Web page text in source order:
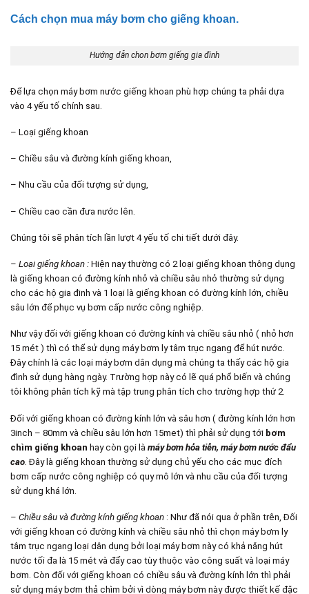
Cách chọn mua máy bơm cho giếng khoan.
Hướng dẫn chon bơm giếng gia đình
Để lựa chọn máy bơm nước giếng khoan phù hợp chúng ta phải dựa
vào 4 yếu tố chính sau.
– Loại giếng khoan
– Chiều sâu và đường kính giếng khoan,
– Nhu cầu của đối tượng sử dụng,
– Chiều cao cần đưa nước lên.
Chúng tôi sẽ phân tích lần lượt 4 yếu tố chi tiết dưới đây.
– Loại giếng khoan : Hiện nay thường có 2 loại giếng khoan thông dụng
là giếng khoan có đường kính nhỏ và chiều sâu nhỏ thường sử dụng
cho các hộ gia đinh và 1 loại là giếng khoan có đường kính lớn, chiều
sâu lớn để phục vụ bơm cấp nước công nghiệp.
Như vậy đối với giếng khoan có đường kính và chiều sâu nhỏ ( nhỏ hơn
15 mét ) thì có thể sử dụng máy bơm ly tâm trục ngang để hút nước.
Đây chính là các loại máy bơm dân dụng mà chúng ta thấy các hộ gia
đình sử dụng hàng ngày. Trường hợp này có lẽ quá phổ biến và chúng
tôi không phân tích kỹ mà tập trung phân tích cho trường hợp thứ 2.
Đối với giếng khoan có đường kính lớn và sâu hơn ( đường kính lớn hơn
3inch – 80mm và chiều sâu lớn hơn 15met) thì phải sử dụng tới bơm
chìm giếng khoan hay còn gọi là máy bơm hỏa tiễn, máy bơm nước đẩu
cao Đây là giếng khoan thường sử dụng chủ yếu cho các mục đích
bơm cấp nước công nghiệp có quy mô lớn và nhu cầu của đối tượng
sử dụng khá lớn.
– Chiều sâu và đường kính giếng khoan : Như đã nói qua ở phần trên, Đối
với giếng khoan có đường kính và chiều sâu nhỏ thì chọn máy bơm ly
tâm trục ngang loại dân dụng bởi loại máy bơm này có khả năng hút
nước tối đa là 15 mét và đẩy cao tùy thuộc vào công suất và loại máy
bơm. Còn đối với giếng khoan có chiều sâu và đường kính lớn thì phải
sử dụng máy bơm thả chìm bởi vì dòng máy bơm này được thiết kế đặc